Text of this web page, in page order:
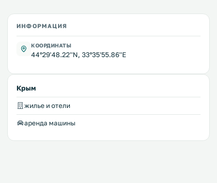
ИНФОРМАЦИЯ
КООРДИНАТЫ
44°29'48.22''N, 33°35'55.86''E
Крым
жилье и отели
аренда машины